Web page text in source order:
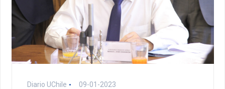
Diario UChile 09-01-2023